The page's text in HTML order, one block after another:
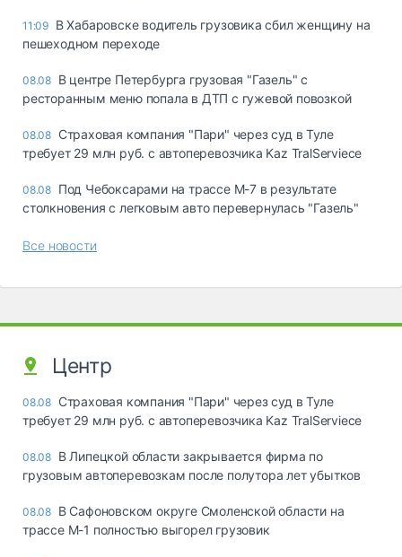
11:09 В Хабаровске водитель грузовика сбил женщину на
пешеходном переходе
08.08 В центре Петербурга грузовая "Газель" с
ресторанным меню попала в ДТП с гужевой повозкой
08.08 Страховая компания "Пари" через суд в Туле
требует 29 млн руб. с автоперевозчика Kaz TralServiece
08.08 Под Чебоксарами на трассе М-7 в результате
столкновения с легковым авто перевернулась "Газель"
Все новости
Центр
08.08 Страховая компания "Пари" через суд в Туле
требует 29 млн руб. с автоперевозчика Kaz TralServiece
08.08 В Липецкой области закрывается фирма по
грузовым автоперевозкам после полутора лет убытков
08.08 В Сафоновском округе Смоленской области на
трассе М-1 полностью выгорел грузовик